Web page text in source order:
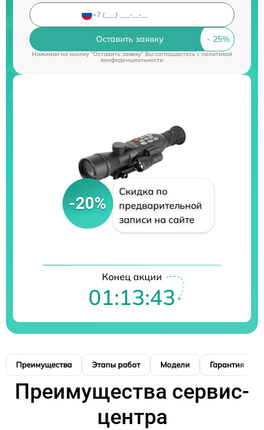
Оставить заявку
Нажимая на кнопку "Оставить заявку" Вы соглашаетесь cполитикой
конфиденциальности
-20%
Скидка по
предварительной
записи на сайте
Конец акции
01:13:42
Преимущества Этапы работ Модели Гарантия
Преимущества сервис-
центра